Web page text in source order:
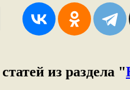
из раздела "